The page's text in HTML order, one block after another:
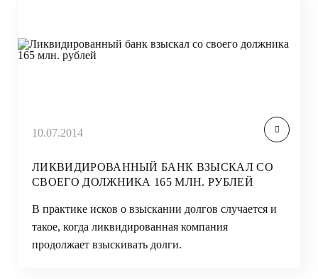
10.07.2014
ЛИКВИДИРОВАННЫЙ БАНК ВЗЫСКАЛ СО
СВОЕГО ДОЛЖНИКА 165 МЛН. РУБЛЕЙ
В практике исков о взыскании долгов случается и
такое, когда ликвидированная компания
продолжает взыскивать долги.